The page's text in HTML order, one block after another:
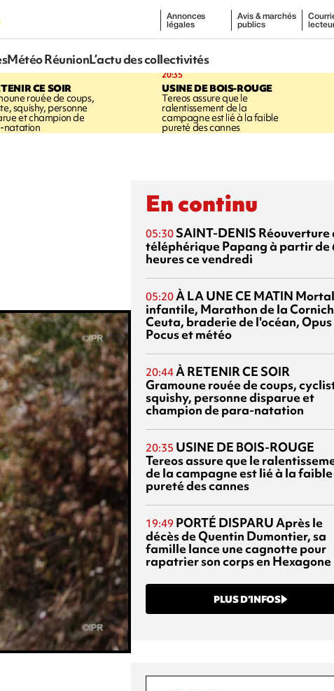
Annonces
légales
Avis & marchés
publics
Météo RéunionL’actu des collectivités
CE SOIR
rouée de coups,
squishy, personne
et champion de
natation
20:35
USINE DE BOIS-ROUGE
Tereos assure que le
ralentissement de la
campagne est lié à la faible
pureté des cannes
En continu
05:30 SAINT-DENIS Réouverture
téléphérique Papang à partir de
heures ce vendredi
05:20À LA UNE CE MATIN
infantile, Marathon de la
Ceuta, braderie de l'océan, Opus
Pocus et météo
20:44À RETENIR CE SOIR
Gramoune rouée de coups,
squishy, personne disparue et
champion de para-natation
20:35 USINE DE BOIS-ROUGE
Tereos assure que le
de la campagne est lié à la faible
pureté des cannes
19:49 PORTÉ DISPARUAprès le
décès de Quentin Dumontier, sa
famille lance une cagnotte pour
rapatrier son corps en Hexagone
PLUS D’INFOS